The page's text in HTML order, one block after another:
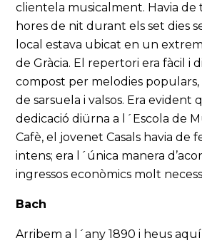
clientela musicalment. Havia de
hores de nit durant els set dies
local estava ubicat en un
de Gràcia. El repertori era fàcil i
compost per melodies
de sarsuela i valsos. Era evident
dedicació diürna a l´Escola de
Cafè, el jovenet Casals havia de
intens; era l´única manera
ingressos econòmics molt
Bach
Arribem a l´any 1890 i heus